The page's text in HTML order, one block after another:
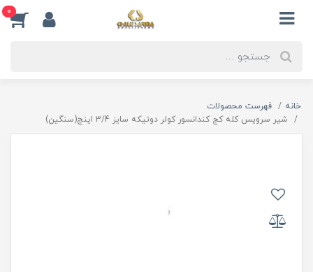
0
خانه
فهرست محصولات
شیر سرویس کله کج کندانسور کولر دوتیکه سایز 3/4 اینچ(سنگین)